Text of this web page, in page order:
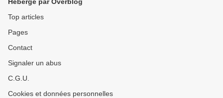
Top articles
Pages
Contact
Signaler un abus
C.G.U.
Cookies et données personnelles